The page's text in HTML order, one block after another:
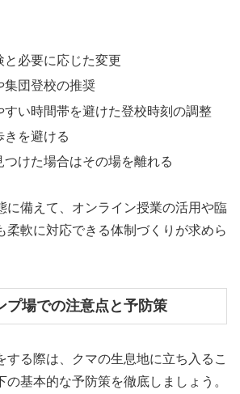
と必要に応じた変更
集団登校の推奨
すい時間帯を避けた登校時刻の調整
きを避ける
つけた場合はその場を離れる
に備えて、オンライン授業の活用や臨
柔軟に対応できる体制づくりが求めら
プ場での注意点と予防策
する際は、クマの生息地に立ち入るこ
の基本的な予防策を徹底しましょう。